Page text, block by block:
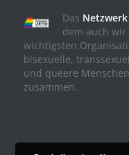
Das
dem auch
wichtigsten
bisexuelle,
und queere
zusammen.